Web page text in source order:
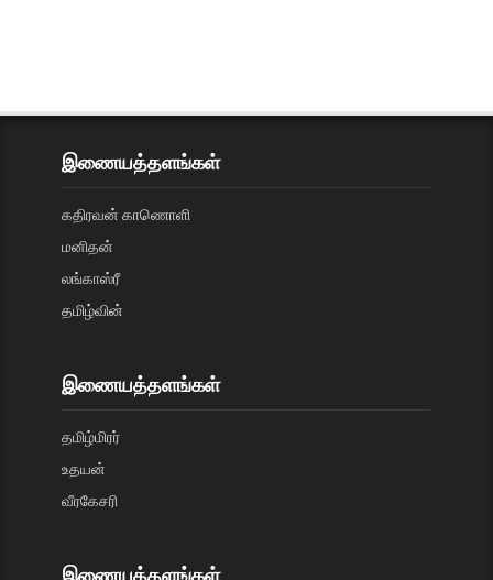
இணையத்தளங்கள்
கதிரவன் காணொளி
மனிதன்
லங்காஸ்ரீ
தமிழ்வின்
இணையத்தளங்கள்
தமிழ்மிரர்
உதயன்
வீரகேசரி
இணையத்தளங்கள்